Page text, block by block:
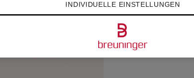
INDIVIDUELLE EINSTELLUNGEN